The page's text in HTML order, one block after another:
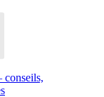
conseils,